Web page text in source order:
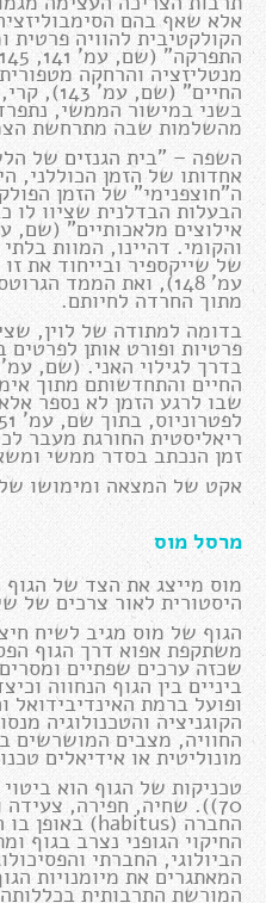
אלא שאף בהם
הקולקטיבית להוויה
מנטליזציה והרחקה
החיים"
בשני במישור הממשי,
מהשלמות שבה מתרחשת הצמיחה
ה"חוצפנימי" של הזמן
הבעלות הבדלנית שציוו לו
והקומי. דהיינו, המוות
עמ' 148), ואת הממד
מתוך החרדה לחיותם.
בדומה למתודה של לוין,
פרטיות ופורט אותן לפרטים
החיים והתחדשותם מתוך
שבו לרגע הזמן לא נספר
זמן הנכתב בסדר ממשי
אקט של המצאה ומימושו של
מרסל מוס
מוס מייצג את הצד של
היסטורית לאור צרכים של
הגוף של מוס מגיב לשיח
משתקפת אפוא דרך הגוף
ביניים בין הגוף הנחווה
ופועל ברמת
הקוגניציה והטכנולוגיה
החוויה, מצבים המושרשים
מונוליטית או אידיאלים
70)). שחיה, חפירה,
החיקוי הגופני נצרב בגוף
הביולוגי, החברתי
המורשת התרבותית